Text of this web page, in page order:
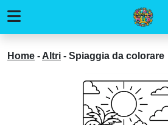
Home - Altri - Spiaggia da colorare